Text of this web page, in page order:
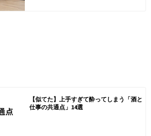
【似てた】上手すぎて酔ってしまう「酒と
仕事の共通点」14選